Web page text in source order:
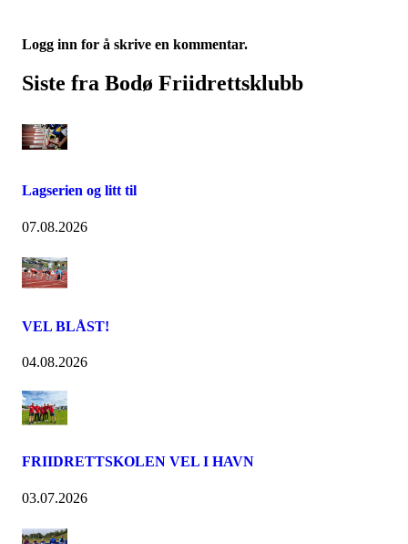
Logg inn for å skrive en kommentar.
Siste fra Bodø Friidrettsklubb
Lagserien og litt til
07.08.2026
VEL BLÅST!
04.08.2026
FRIIDRETTSKOLEN VEL I HAVN
03.07.2026